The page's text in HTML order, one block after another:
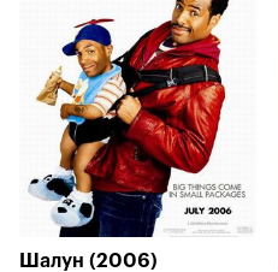
Шалун (2006)